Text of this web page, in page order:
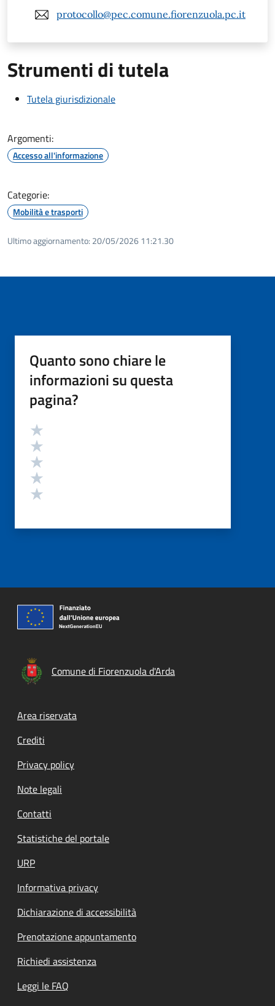
protocollo@pec.comune.fiorenzuola.pc.it
Strumenti di tutela
Tutela giurisdizionale
Argomenti:
Accesso all'informazione
Categorie:
Mobilità e trasporti
Ultimo aggiornamento: 20/05/2026 11:21.30
Quanto sono chiare le
informazioni su questa
pagina?
Valutazione
Comune di Fiorenzuola d'Arda
Footer menu
Area riservata
Crediti
Privacy policy
Note legali
Contatti
Statistiche del portale
URP
Informativa privacy
Dichiarazione di accessibilità
Prenotazione appuntamento
Richiedi assistenza
Leggi le FAQ